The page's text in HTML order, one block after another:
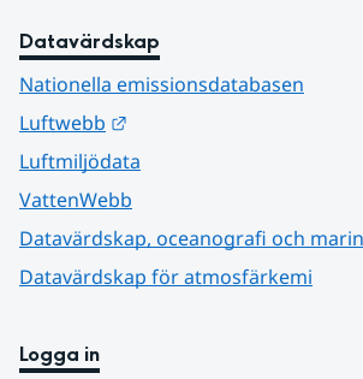
Datavärdskap
Nationella emissionsdatabasen
Luftwebb
Luftmiljödata
VattenWebb
Datavärdskap, oceanografi och
Datavärdskap för atmosfärkemi
Logga in